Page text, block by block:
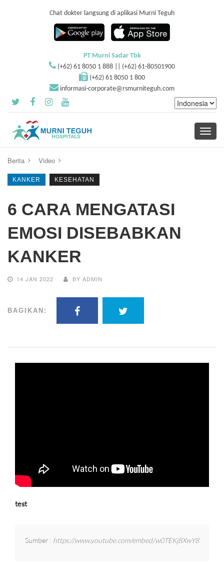
Chat dokter langsung di aplikasi Murni Teguh
PT Murni Sadar Tbk
(+62) 61 8050 1 888 || (+62) 61-80501900
(+62) 61 8050 1 800
informasi-corporate@rsmurniteguh.com
Toggle
Berita Video
KANKER KESEHATAN
6 CARA MENGATASI
EMOSI DISEBABKAN
KANKER
14 JAN 2022 BY ADMIN
BAGIKAN:
test
Sumber : https://www.youtube.com/embed/w0TEKj8XwY8